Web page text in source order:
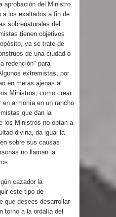
aprobación del Ministro.
a los exaltados a fin de
sobrenaturales del
tienen objetivos
ya se trate de
de una ciudad o
redención" para
extremistas, por
en metas ajenas al
Ministros, como crear
armonía en un rancho
que dan la
los Ministros no optan a
divina, da igual la
sobre sus causas
no llaman la
cazador la
este tipo de
que desees desarrollar
torno a la ordalía del